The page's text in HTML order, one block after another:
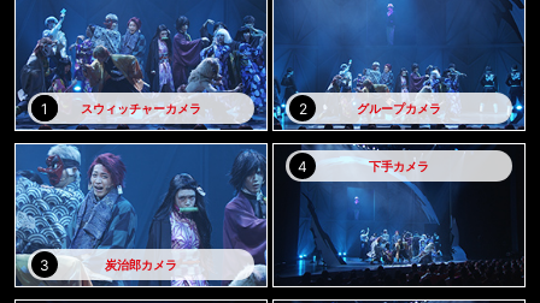
マイページ→視聴履歴
【上記以外】
マイページ→視聴履歴
⇒レンタル販売について詳しくみる
スウィッチャーカメラ グループカメラ
炭治郎カメラ
下手カメラ